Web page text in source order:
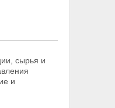
сырья и
и